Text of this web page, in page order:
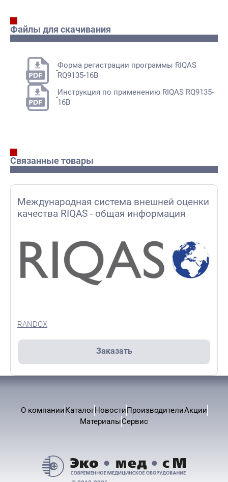
Файлы для скачивания
Форма регистрации программы RIQAS
RQ9135-16B
Инструкция по применению RIQAS RQ9135-
16B
Связанные товары
Международная система внешней оценки
качества RIQAS - общая информация
RANDOX
Заказать
О компанииКаталогНовостиПроизводителиАкции
МатериалыСервис